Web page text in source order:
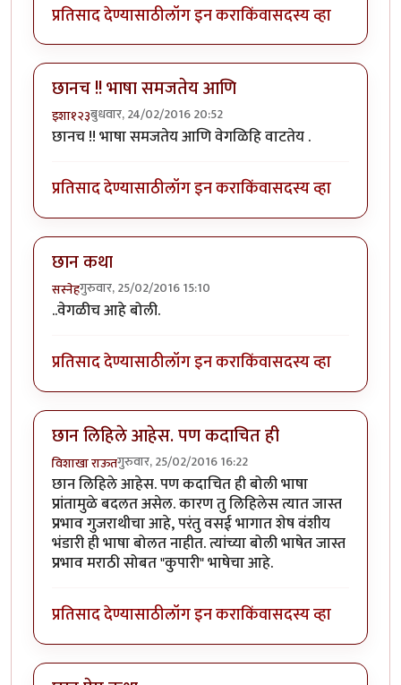
प्रतिसाद देण्यासाठीलॉग इन कराकिंवासदस्य व्हा
छानच !! भाषा समजतेय आणि
इशा१२३बुधवार, 24/02/2016 20:52
छानच !! भाषा समजतेय आणि वेगळिहि वाटतेय .
प्रतिसाद देण्यासाठीलॉग इन कराकिंवासदस्य व्हा
छान कथा
सस्नेहगुरुवार, 25/02/2016 15:10
..वेगळीच आहे बोली.
प्रतिसाद देण्यासाठीलॉग इन कराकिंवासदस्य व्हा
छान लिहिले आहेस. पण कदाचित ही
विशाखा राऊतगुरुवार, 25/02/2016 16:22
छान लिहिले आहेस. पण कदाचित ही बोली भाषा
प्रांतामुळे बदलत असेल. कारण तु लिहिलेस त्यात जास्त
प्रभाव गुजराथीचा आहे, परंतु वसई भागात शेष वंशीय
भंडारी ही भाषा बोलत नाहीत. त्यांच्या बोली भाषेत जास्त
प्रभाव मराठी सोबत "कुपारी" भाषेचा आहे.
प्रतिसाद देण्यासाठीलॉग इन कराकिंवासदस्य व्हा